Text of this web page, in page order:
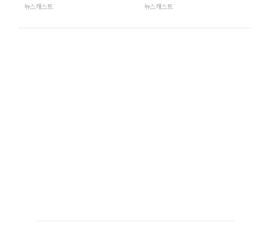
뉴스캐스트 뉴스캐스트